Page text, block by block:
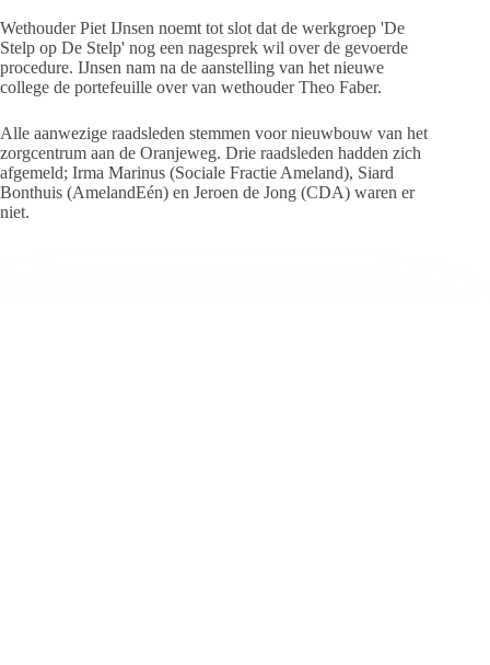
Wethouder Piet IJnsen noemt tot slot dat de werkgroep 'De
Stelp op De Stelp' nog een nagesprek wil over de gevoerde
procedure. IJnsen nam na de aanstelling van het nieuwe
college de portefeuille over van wethouder Theo Faber.
Alle aanwezige raadsleden stemmen voor nieuwbouw van het
zorgcentrum aan de Oranjeweg. Drie raadsleden hadden zich
afgemeld; Irma Marinus (Sociale Fractie Ameland), Siard
Bonthuis (AmelandEén) en Jeroen de Jong (CDA) waren er
niet.